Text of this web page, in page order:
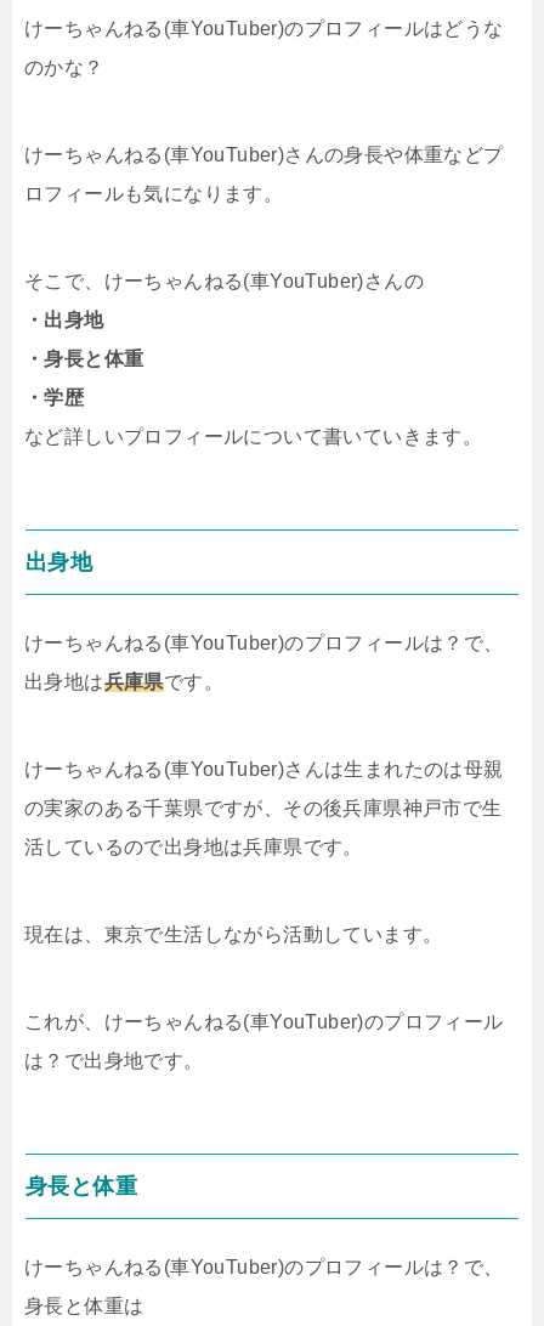
けーちゃんねる(車YouTuber)のプロフィールはどうな
のかな？
けーちゃんねる(車YouTuber)さんの身長や体重などプ
ロフィールも気になります。
そこで、けーちゃんねる(車YouTuber)さんの
・出身地
・身長と体重
・学歴
など詳しいプロフィールについて書いていきます。
出身地
けーちゃんねる(車YouTuber)のプロフィールは？で、
出身地は兵庫県です。
けーちゃんねる(車YouTuber)さんは生まれたのは母親
の実家のある千葉県ですが、その後兵庫県神戸市で生
活しているので出身地は兵庫県です。
現在は、東京で生活しながら活動しています。
これが、けーちゃんねる(車YouTuber)のプロフィール
は？で出身地です。
身長と体重
けーちゃんねる(車YouTuber)のプロフィールは？で、
身長と体重は